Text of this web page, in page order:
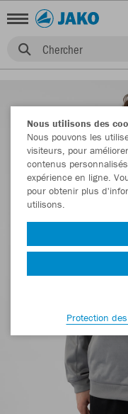
Chercher
Nous utilisons des
Nous pouvons les
visiteurs, pour
contenus
expérience en ligne.
pour obtenir plus
utilisons.
Protection